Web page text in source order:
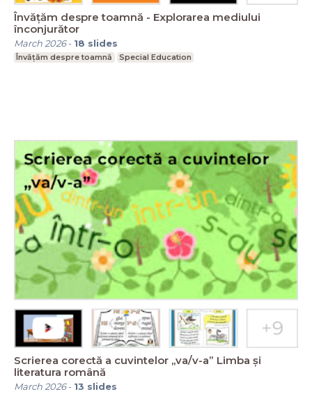
Învățăm despre toamnă - Explorarea mediului
înconjurător
March 2026- 18 slides
Învățăm despre toamnă Special Education
Scrierea corectă a cuvintelor ,,va/v-a” Limba și
literatura română
March 2026- 13 slides